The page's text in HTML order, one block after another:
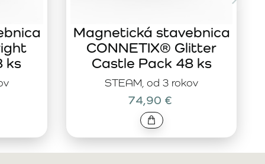
ks
STEAM, od 3 rokov
Magnetická stavebnica
CONNETIX® Glitter
Castle Pack 48 ks
74,90 €